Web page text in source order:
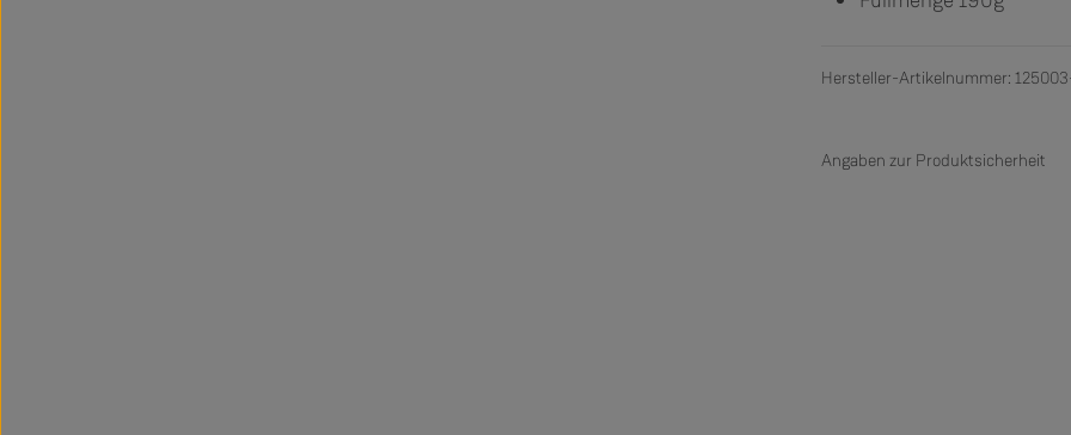
Hersteller-Artikelnummer:
Angaben zur Produktsicherheit